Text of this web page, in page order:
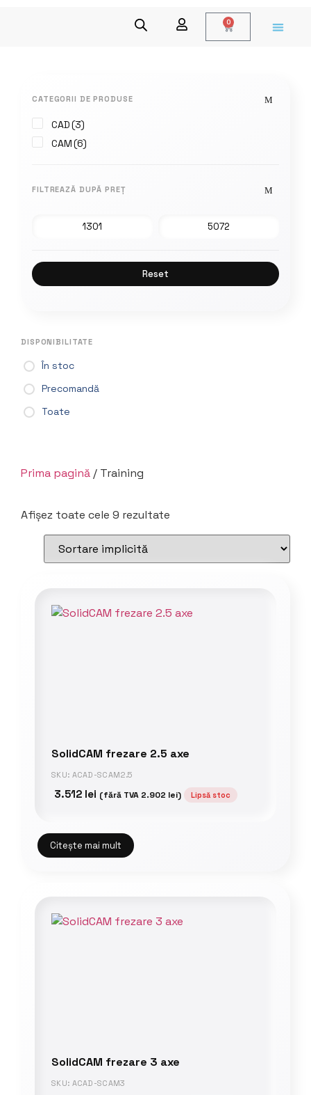
0
CATEGORII DE PRODUSE
CAD(3)
CAM(6)
FILTREAZĂ DUPĂ PREȚ
Reset
DISPONIBILITATE
În stoc
Precomandă
Toate
Prima pagină/ Training
Afișez toate cele 9 rezultate
SolidCAM frezare 2.5 axe
SKU: ACAD-SCAM2.5
3.512 lei (fără TVA 2.902 lei) Lipsă stoc
Citește mai mult
SolidCAM frezare 3 axe
SKU: ACAD-SCAM3